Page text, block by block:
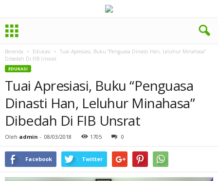
Beranda Edukasi
Tuai Apresiasi, Buku “Penguasa Dinasti Han, Leluhur Minahasa”
Dibedah Di FIB Unsrat
EDUKASI
Tuai Apresiasi, Buku “Penguasa
Dinasti Han, Leluhur Minahasa”
Dibedah Di FIB Unsrat
Oleh admin - 08/03/2018 1705 0
Facebook Twitter